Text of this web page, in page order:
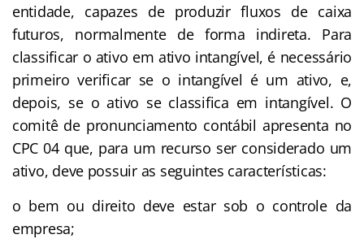
entidade, capazes de produzir fluxos de caixa
futuros, normalmente de forma indireta. Para
classificar o ativo em ativo intangível, é necessário
primeiro verificar se o intangível é um ativo, e,
depois, se o ativo se classifica em intangível. O
comitê de pronunciamento contábil apresenta no
CPC 04 que, para um recurso ser considerado um
ativo, deve possuir as seguintes características:
o bem ou direito deve estar sob o controle da
empresa;